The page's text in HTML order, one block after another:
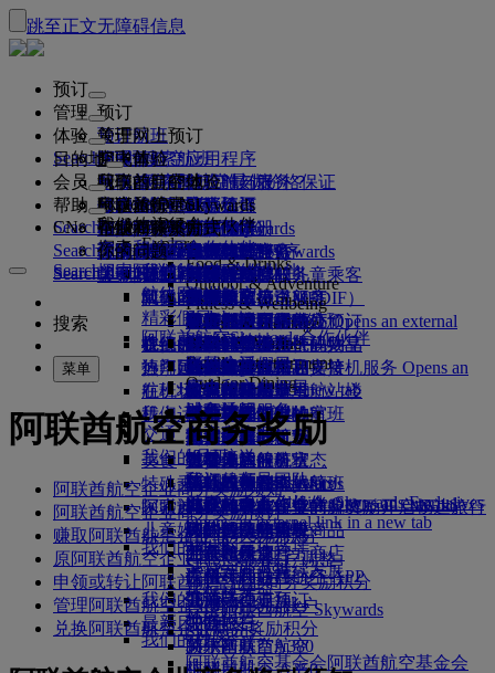
跳至正文无障碍信息
预订
预订
预订航班
搜索航班
航班时刻表
特惠机票
特别优惠
最佳票价搜索
计划行程
预订酒店
旅游项目和活动
旅行服务
迎宾接机服务迎宾接机服务 Opens an
external link in a new tab
迪拜转机服务
交通
机场接送
预订租车
航空公司合作伙伴
关于网上预订
阿联酋航空应用程序
阿联酋航空最优价格保证
座位选择
票价保留
阿联酋航空应用程序
Search flight
管理
管理
管理预订
检索预订
取消预订
更改预订
选择你的座位
升级航班
管理专车接送服务
预订无障碍旅行
在线办理登机手续
值机选项
航班状态
起飞前
起飞前
旅行信息
危险品手册
规则与公告
健康
医疗信息表（MEDIF）
餐食信息
阿联酋禁止携带的物品
迪拜国际机场
阿联酋航空 3 号航站楼
航站楼之间中转
抵达及离开机场
班车接送服务
行李
行李信息
行李信息
托运行李
随身行李
购买更多行李额度
额外托运行李额度
迪拜行李服务
行李延误或损坏
签证和护照
查找签证要求
签证和护照信息
美国旅行授权
阿联酋签证
Search flight
体验
空中体验
航班都有哪些设施与服务？
舱等特色
头等舱
商务舱
豪华经济舱
经济舱
机上舒适用品
机上娱乐
ice系统中的节目
ice直播电视
机上Wi-Fi
儿童娱乐
美食
头等舱美食
商务舱美食
豪华经济舱用餐
经济舱美食
饮料
我们的机队
波音777
阿联酋航空A380
阿联酋航空 A350
阿联酋航空体验
你的旅程由此开始
阿联酋航空体验
专车接送服务
阿联酋航空服务
季节和节日
无接触旅程
我们的候机室
头等舱贵宾室
商务舱候机室
全球各地的候机室
合作伙伴候机室
付费使用候机室
马哈巴贵宾室
阿联酋航空购物
阿联酋航空免税商品
阿联酋航空官方商店
家庭旅行
和家人一同出行
规划你的家庭旅行
无成人陪伴的儿童乘客
怀孕
行李额度
儿童和婴儿票价规则
儿童安全座椅和摇篮
在机场
机上
携孩子旅行
携婴儿旅行
婴儿随身行李限额
儿童和婴儿餐食
儿童娱乐
儿童娱乐
儿童玩具
儿童活动
飞悦卓越
飞悦卓越
飞悦卓越的理由
关于我们
关于我们
我们的故事
媒体中心媒体中心 Opens an external
link in a new tab
集团公司
安全
财务透明
负责任企业
我们的员工
我们的领导团队
工作机会工作机会 Opens an external
link in a new tab
我们的地球
运营方面可持续发展
环保政策
环境报告
我们的社区
阿联酋航空基金会阿联酋航空基金会
Search flight
目的地
我们的目的地
目的地
我们的目的地
亚太地区
美洲
非洲
欧洲
中东
热门目的地
飞往伦敦的航班
飞往曼彻斯特的航班
飞往巴黎的航班
飞往米兰的航班
飞往巴塞罗那的航班
探索迪拜
飞往迪拜的航班
北京飞往迪拜
广州飞往迪拜
上海飞往迪拜
最新目的地
赫尔辛基
杭州
Explore Dubai
Explore Dubai
Explore
Food & Drinks
Outdoor & Adventure
Fitness & Wellbeing
Culture & Heritage
Beach & Marine
Family entertainment
Outdoor Dining
我们的旅行合作伙伴
空中和地面合作伙伴
我们的旅行合作伙伴
澳洲航空
flydubai
阿联酋航空Skywards合作伙伴
探索
探索阿联酋航空目的地
航线图
精彩假日
海滩目的地
野外生活假日
历史和文化假日
城市休闲
美食家度假
Search flight
会员
阿联酋航空Skywards
加入阿联酋航空 Skywards
关于阿联酋航空Skywards
会员级别
迪拜航空
现金+里程
数字会员卡
我的家庭
使用里程
申领里程
购买里程
赚取里程
Skywards Skysurfers
Skywards ExclusivesSkywards Exclusives
Opens an external link in a new tab
我们的合作伙伴
Skywards Rail
里程计算器
登录阿联酋航空 Skywards
Skywards+
企业商务奖励
注册你的公司
企业商务奖励
注册你的公司
登录“企业商务奖励”
礼遇
计划运作方式
常见问题
Search flight
帮助
帮助和联系方式
帮助和联系方式
帮助和联系方式
更改或取消
签证和护照帮助
反馈和投诉
行李延误或损坏支持
迪拜转机服务
我们运营方面的变化
近期的旅行更新
查看你的航班状态
特殊乘客出行服务
搭乘阿联酋航空的航班，开启畅达旅行
特殊帮助和请求
你的问题
常见问题
常见问题
阿联酋航空办事处预订
我们的网络和代码共享
我们的其他产品
特殊帮助和请求
行李和丢失财物
准备旅行
在机场
阿联酋航空Skywards
阿联酋航空企业商务奖励
你的机上体验
工具和资源
手机和阿联酋航空 APP
取消或变更预订
中断旅行
关于阿联酋航空
Search flight
CN
搜索
菜单
阿联酋航空商务奖励
阿联酋航空企业商务奖励须知
阿联酋航空企业商务奖励预订
赚取阿联酋航空企业商务奖励积分
原阿联酋航空企业商务奖励账户调整
申领或转让阿联酋航空企业商务奖励积分
管理阿联酋航空企业商务奖励账户
兑换阿联酋航空企业商务奖励积分